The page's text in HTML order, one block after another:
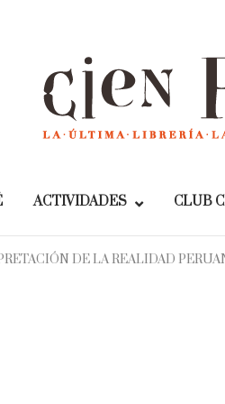
ACTIVIDADES CLUB
DE LA REALIDAD